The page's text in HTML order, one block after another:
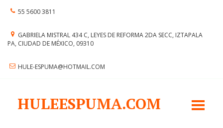
55 5600 3811
GABRIELA MISTRAL 434 C, LEYES DE REFORMA 2DA SECC, IZTAPALA
PA, CIUDAD DE MÉXICO, 09310
HULE-ESPUMA@HOTMAIL.COM
HULEESPUMA.COM